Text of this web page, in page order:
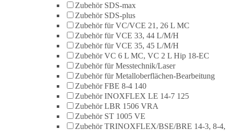
Zubehör SDS-max
Zubehör SDS-plus
Zubehör für VC/VCE 21, 26 L MC
Zubehör für VCE 33, 44 L/M/H
Zubehör für VCE 35, 45 L/M/H
Zubehör VC 6 L MC, VC 2 L Hip 18-EC
Zubehör für Messtechnik/Laser
Zubehör für Metalloberflächen-Bearbeitung
Zubehör FBE 8-4 140
Zubehör INOXFLEX LE 14-7 125
Zubehör LBR 1506 VRA
Zubehör ST 1005 VE
Zubehör TRINOXFLEX/BSE/BRE 14-3, 8-